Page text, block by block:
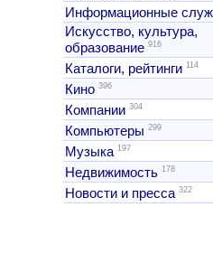
Информационные
Искусство, культура,
образование 916
Каталоги, рейтинги 114
Кино 396
Компании 304
Компьютеры 299
Музыка 197
Недвижимость 178
Новости и пресса 322